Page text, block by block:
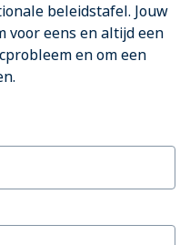
beleidstafel. Jouw
voor eens en altijd een
en om een